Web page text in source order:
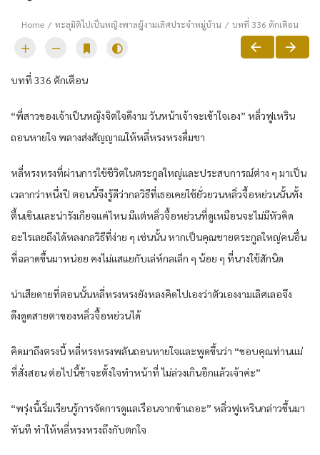
Home ทะลุมิติไปเป็นหญิงพาลผู้งามเลิศประจำหมู่บ้าน บทที่ 336 ตักเตือน
บทที่ 336 ตักเตือน
“พี่สาวของเจ้าเป็นหญิงจิตใจดีงาม วันหน้าเจ้าจะเข้าใจเอง” หลิ่วฟูเหริน
ถอนหายใจ พลางส่งสัญญาณให้หลี่หรงหรงดื่มชา
หลี่หรงหรงที่ผ่านการใช้ชีวิตในตระกูลใหญ่และประสบการณ์ต่าง ๆ มาเป็น
เวลากว่าหนึ่งปี ตอนนี้จึงรู้ดีว่ากลวิธีที่เธอเคยใช้ยั่วยวนหลิ่วจื้อหย่วนนั้นทั้ง
ตื้นเขินและน่ารังเกียจแค่ไหน มีแต่หลิ่วจื้อหย่วนที่ดูเหมือนจะไม่มีหัวคิด
อะไรเลยถึงได้หลงกลวิธีที่ง่าย ๆ เช่นนั้น หากเป็นคุณชายตระกูลใหญ่คนอื่น
ที่ฉลาดขึ้นมาหน่อย คงไม่แสแยกับเล่ห์กลเล็ก ๆ น้อย ๆ ที่นางใช้สักนิด
น่าเสียดายที่ตอนนั้นหลี่หรงหรงยังหลงคิดไปเองว่าตัวเองงามเลิศเลอจึง
ดึงดูดสายตาของหลิ่วจื้อหย่วนได้
คิดมาถึงตรงนี้ หลี่หรงหรงพลันถอนหายใจและพูดขึ้นว่า “ขอบคุณท่านแม่
ที่สั่งสอน ต่อไปนี้ข้าจะตั้งใจทำหน้าที่ ไม่ล่วงเกินอีกแล้วเจ้าค่ะ”
“พรุ่งนี้เริ่มเรียนรู้การจัดการดูแลเรือนจากข้าเถอะ” หลิ่วฟูเหรินกล่าวขึ้นมา
ทันที ทำให้หลี่หรงหรงถึงกับตกใจ